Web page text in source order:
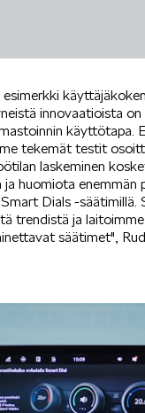
RALLI
FABIA
innovaatioista
käyttötapa.
tekemät testit
laskeminen
ja huomiota enemmän
Dials -säätimillä.
trendistä ja
säätimet",